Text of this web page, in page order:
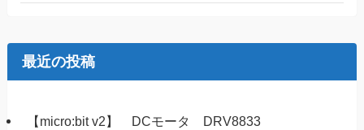
最近の投稿
【micro:bit v2】 DCモータ DRV8833